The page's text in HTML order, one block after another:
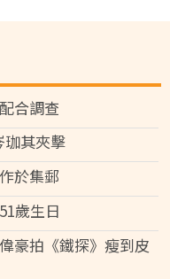
合調查
珈其夾擊
於集郵
歲生日
豪拍《鐵探》瘦到皮